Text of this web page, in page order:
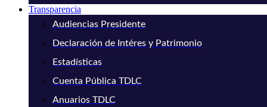
Transparencia
Audiencias Presidente
Declaración de Intéres y Patrimonio
Estadísticas
Cuenta Pública TDLC
Anuarios TDLC